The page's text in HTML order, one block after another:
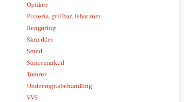
Optiker
Pizzeria, grillbar, isbar mm.
Rengøring
Skrædder
Smed
Supermarked
Tømrer
Undervognsbehandling
VVS